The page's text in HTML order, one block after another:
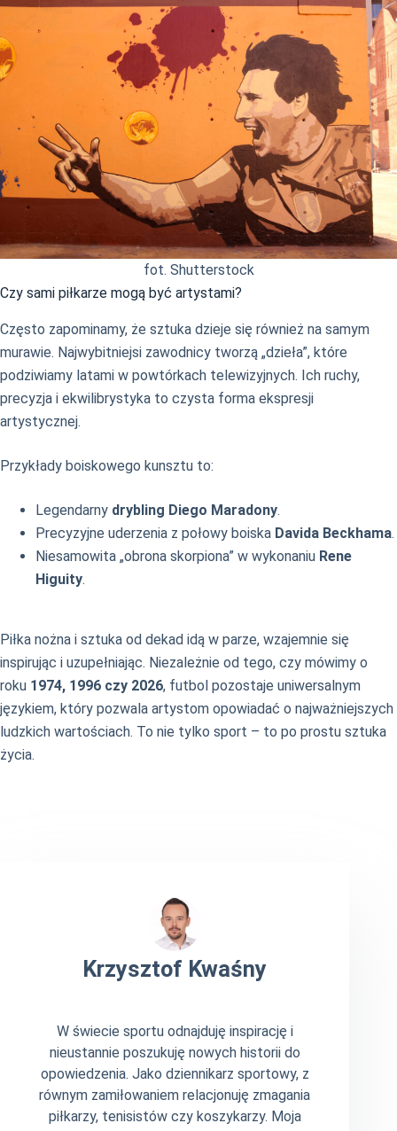
fot. Shutterstock
Czy sami piłkarze mogą być artystami?
Często zapominamy, że sztuka dzieje się również na samym
murawie. Najwybitniejsi zawodnicy tworzą „dzieła”, które
podziwiamy latami w powtórkach telewizyjnych. Ich ruchy,
precyzja i ekwilibrystyka to czysta forma ekspresji
artystycznej.
Przykłady boiskowego kunsztu to:
Legendarny drybling Diego Maradony.
Precyzyjne uderzenia z połowy boiska Davida Beckhama.
Niesamowita „obrona skorpiona” w wykonaniu Rene
Higuity.
Piłka nożna i sztuka od dekad idą w parze, wzajemnie się
inspirując i uzupełniając. Niezależnie od tego, czy mówimy o
roku 1974, 1996 czy 2026, futbol pozostaje uniwersalnym
językiem, który pozwala artystom opowiadać o najważniejszych
ludzkich wartościach. To nie tylko sport – to po prostu sztuka
życia.
Krzysztof Kwaśny
W świecie sportu odnajduję inspirację i
nieustannie poszukuję nowych historii do
opowiedzenia. Jako dziennikarz sportowy, z
równym zamiłowaniem relacjonuję zmagania
piłkarzy, tenisistów czy koszykarzy. Moja